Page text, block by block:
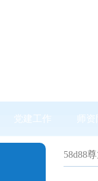
党建工作 师
58d88